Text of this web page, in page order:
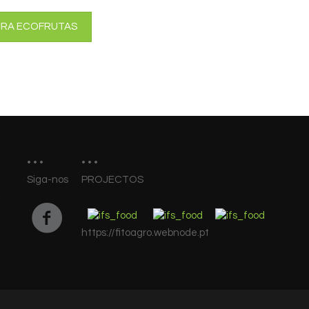
ECOFRUTAS
Siga-nos PROJECTOS
https://fitoagro.webnode.pt